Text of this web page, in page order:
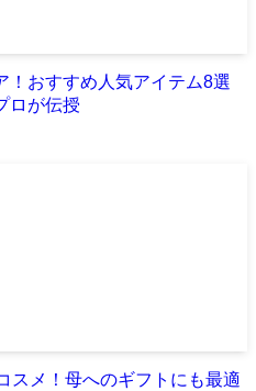
！おすすめ人気アイテム8選
ロが伝授
スメ！母へのギフトにも最適